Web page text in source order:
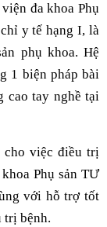
đa khoa Phụ
y tế hạng I, là
phụ khoa. Hệ
1 biện pháp bài
cao tay nghề tại
cho việc điều trị
Phụ sản TƯ
với hỗ trợ tốt
trị bệnh.